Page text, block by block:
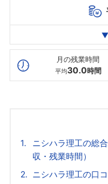
最高年収
20
--
▼
月の残業時間
平均30.0時間
ニシハラ理工の総
収・残業時間）
ニシハラ理工の口